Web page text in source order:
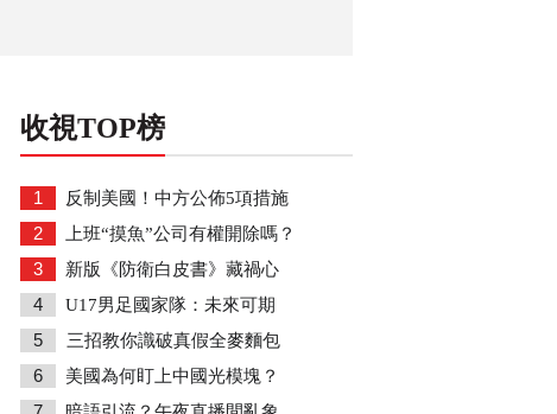
收視TOP榜
1 反制美國！中方公佈5項措施
2 上班“摸魚”公司有權開除嗎？
3 新版《防衛白皮書》藏禍心
4 U17男足國家隊：未來可期
5 三招教你識破真假全麥麵包
6 美國為何盯上中國光模塊？